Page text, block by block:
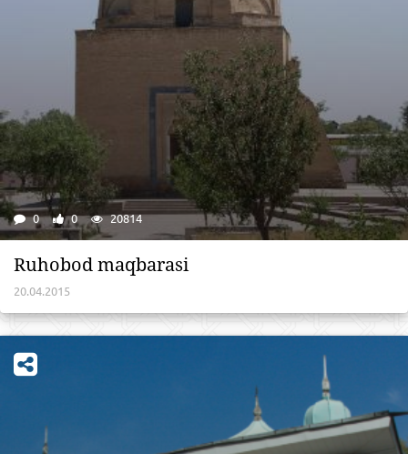
0 0 20814
Ruhobod maqbarasi
20.04.2015